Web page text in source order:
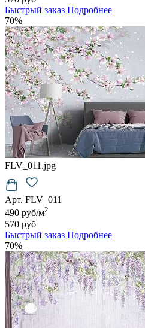
Быстрый заказ Подробнее
70%
FLV_011.jpg
Арт. FLV_011
490 руб/м2
570 руб
Быстрый заказ Подробнее
70%